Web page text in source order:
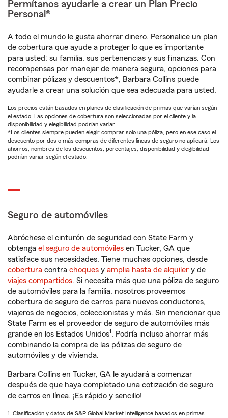
Permítanos ayudarle a crear un Plan Precio
Personal®
A todo el mundo le gusta ahorrar dinero. Personalice un plan
de cobertura que ayude a proteger lo que es importante
para usted: su familia, sus pertenencias y sus finanzas. Con
recompensas por manejar de manera segura, opciones para
combinar pólizas y descuentos*, Barbara Collins puede
ayudarle a crear una solución que sea adecuada para usted.
Los precios están basados en planes de clasificación de primas que varían según
el estado. Las opciones de cobertura son seleccionadas por el cliente y la
disponibilidad y elegibilidad podrían variar.
*Los clientes siempre pueden elegir comprar solo una póliza, pero en ese caso el
descuento por dos o más compras de diferentes líneas de seguro no aplicará. Los
ahorros, nombres de los descuentos, porcentajes, disponibilidad y elegibilidad
podrían variar según el estado.
Seguro de automóviles
Abróchese el cinturón de seguridad con State Farm y
obtenga el seguro de automóviles en Tucker, GA que
satisface sus necesidades. Tiene muchas opciones, desde
cobertura contra choques y amplia hasta de alquiler y de
viajes compartidos. Si necesita más que una póliza de seguro
de automóviles para la familia, nosotros proveemos
cobertura de seguro de carros para nuevos conductores,
viajeros de negocios, coleccionistas y más. Sin mencionar que
State Farm es el proveedor de seguro de automóviles más
grande en los Estados Unidos1. Podría incluso ahorrar más
combinando la compra de las pólizas de seguro de
automóviles y de vivienda.
Barbara Collins en Tucker, GA le ayudará a comenzar
después de que haya completado una cotización de seguro
de carros en línea. ¡Es rápido y sencillo!
1. Clasificación y datos de S&P Global Market Intelligence basados en primas